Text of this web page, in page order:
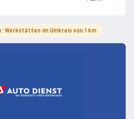
Werkstätten im Umkreis von 1 km